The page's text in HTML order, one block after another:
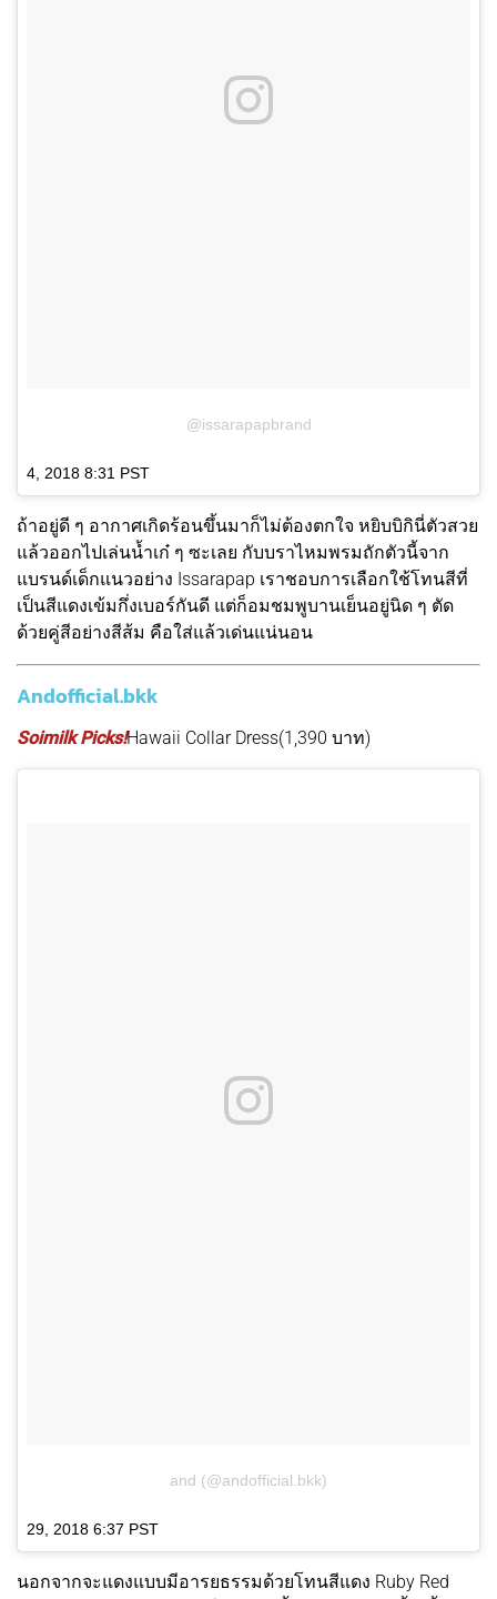
@issarapapbrand
4, 2018 8:31 PST
ถ้าอยู่ดี ๆ อากาศเกิดร้อนขึ้นมาก็ไม่ต้องตกใจ หยิบบิกินี่ตัวสวย
แล้วออกไปเล่นน้ำเก๋ ๆ ซะเลย กับบราไหมพรมถักตัวนี้จาก
แบรนด์เด็กแนวอย่าง Issarapap เราชอบการเลือกใช้โทนสีที่
เป็นสีแดงเข้มกึ่งเบอร์กันดี แต่ก็อมชมพูบานเย็นอยู่นิด ๆ ตัด
ด้วยคู่สีอย่างสีส้ม คือใส่แล้วเด่นแน่นอน
Andofficial.bkk
Soimilk Picks!Hawaii Collar Dress(1,390 บาท)
and (@andofficial.bkk)
29, 2018 6:37 PST
นอกจากจะแดงแบบมีอารยธรรมด้วยโทนสีแดง Ruby Red